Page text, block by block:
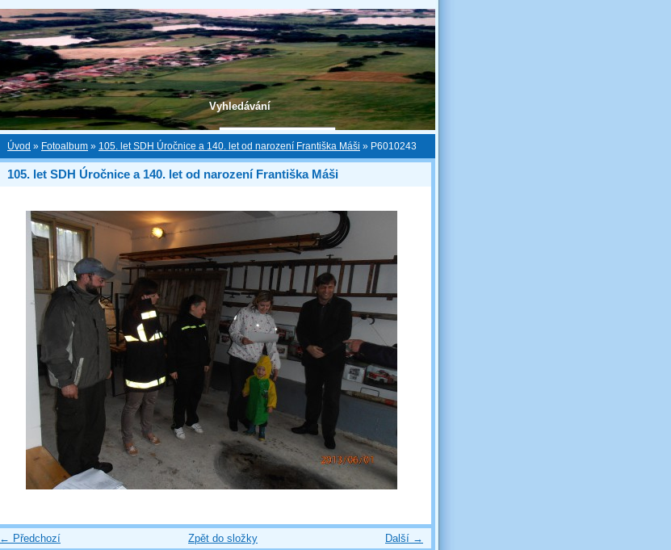
Vyhledávání
Úvod » Fotoalbum » 105. let SDH Úročnice a 140. let od narození Františka Máši » P6010243
105. let SDH Úročnice a 140. let od narození Františka Máši
← Předchozí Další →
Zpět do složky